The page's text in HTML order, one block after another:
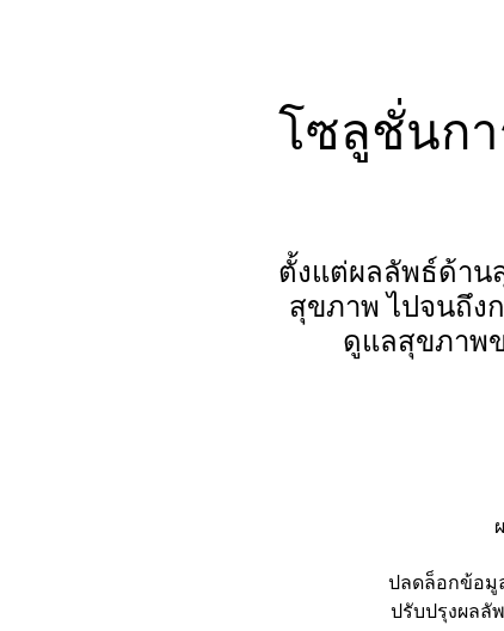
โซลูชั่นกา
ตั้งแต่ผลลัพธ์ด้าน
สุขภาพ ไปจนถึง
ดูแลสุขภาพ
ปลดล็อกข้อมู
ปรับปรุงผลลั